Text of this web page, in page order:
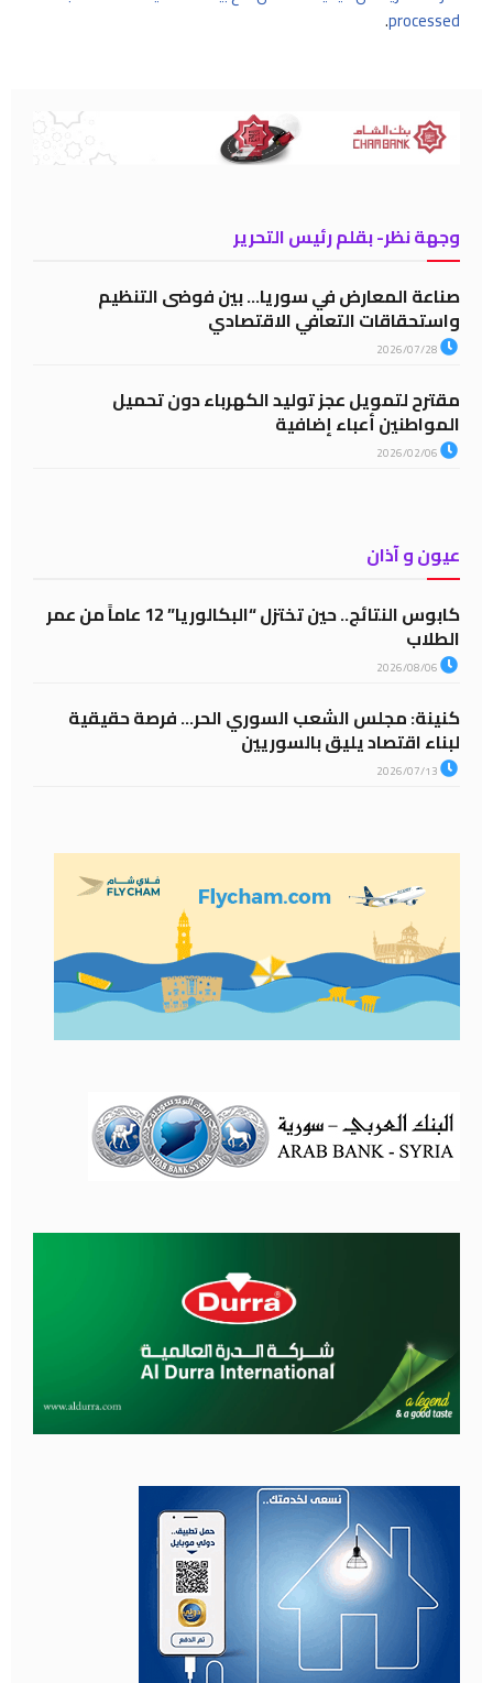
processed
.
وجهة نظر- بقلم رئيس التحرير
صناعة المعارض في سوريا… بين فوضى التنظيم
واستحقاقات التعافي الاقتصادي
مقترح لتمويل عجز توليد الكهرباء دون تحميل
المواطنين أعباء إضافية
عيون و آذان
كابوس النتائج.. حين تختزل “البكالوريا” 12 عاماً من عمر
الطلاب
كنينة: مجلس الشعب السوري الحر… فرصة حقيقية
لبناء اقتصاد يليق بالسوريين